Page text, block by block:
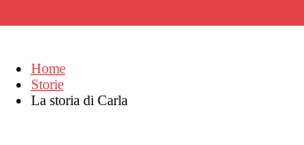
Home
Storie
La storia di Carla